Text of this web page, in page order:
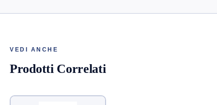
VEDI ANCHE
Prodotti Correlati